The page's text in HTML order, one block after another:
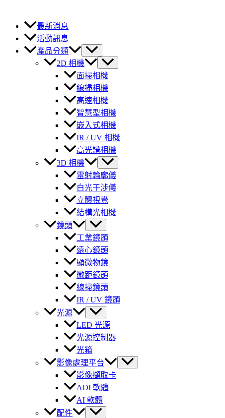
最新消息
活動訊息
產品分類
2D 相機
面掃相機
線掃相機
高速相機
智慧型相機
嵌入式相機
IR / UV 相機
高光譜相機
3D 相機
雷射輪廓儀
白光干涉儀
立體視覺
結構光相機
鏡頭
工業鏡頭
遠心鏡頭
顯微物鏡
微距鏡頭
線掃鏡頭
IR / UV 鏡頭
光源
LED 光源
光源控制器
光箱
影像處理平台
影像擷取卡
AOI 軟體
AI 軟體
配件